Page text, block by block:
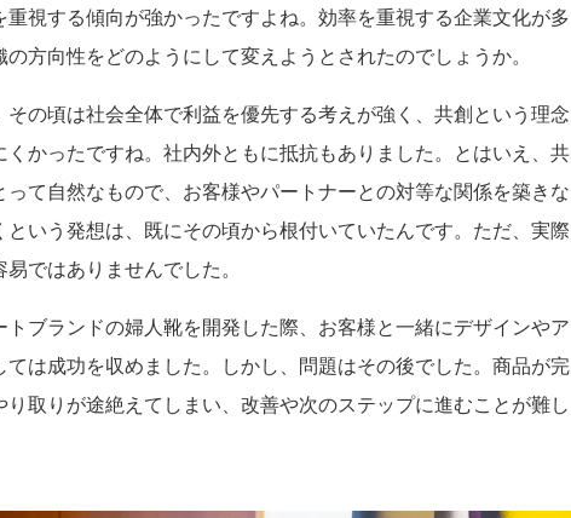
重視する傾向が強かったですよね。効率を重視する企業文化が多
方向性をどのようにして変えようとされたのでしょうか。
その頃は社会全体で利益を優先する考えが強く、共創という理念
かったですね。社内外ともに抵抗もありました。とはいえ、共
て自然なもので、お客様やパートナーとの対等な関係を築きな
いう発想は、既にその頃から根付いていたんです。ただ、実際
ではありませんでした。
ブランドの婦人靴を開発した際、お客様と一緒にデザインやア
は成功を収めました。しかし、問題はその後でした。商品が完
取りが途絶えてしまい、改善や次のステップに進むことが難し